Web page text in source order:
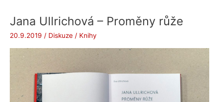
historie
a
kultura
II.
Obživa
Jana Ullrichová – Proměny růže
20.9.2019 / Diskuze / Knihy